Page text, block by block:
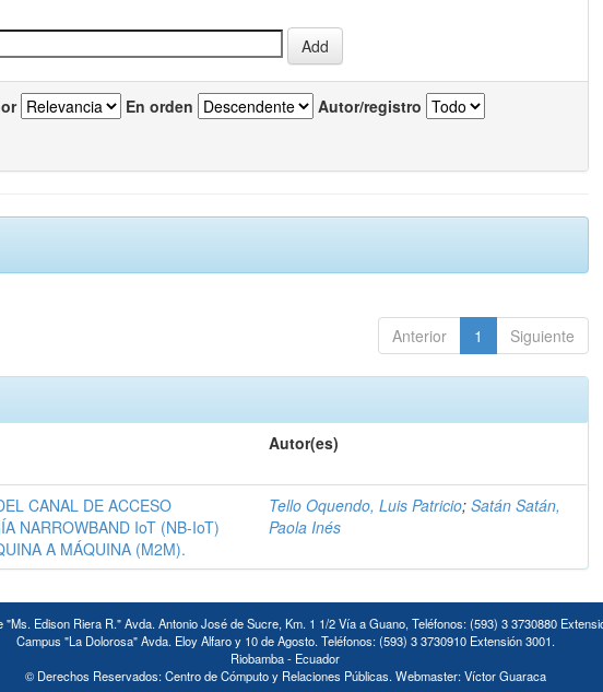
En orden Autor/registro
Anterior 1 Siguiente
Autor(es)
CANAL DE ACCESO
NARROWBAND IoT (NB-IoT)
A MÁQUINA (M2M).
Tello Oquendo, Luis Patricio;Satán Satán,
Paola Inés
"Ms. Edison Riera R." Avda. Antonio José de Sucre, Km. 1 1/2 Vía a Guano, Teléfonos: (593) 3 3730880
Campus "La Dolorosa" Avda. Eloy Alfaro y 10 de Agosto. Teléfonos: (593) 3 3730910 Extensión 3001.
Riobamba - Ecuador
© Derechos Reservados: Centro de Cómputo y Relaciones Públicas. Webmaster: Víctor Guaraca